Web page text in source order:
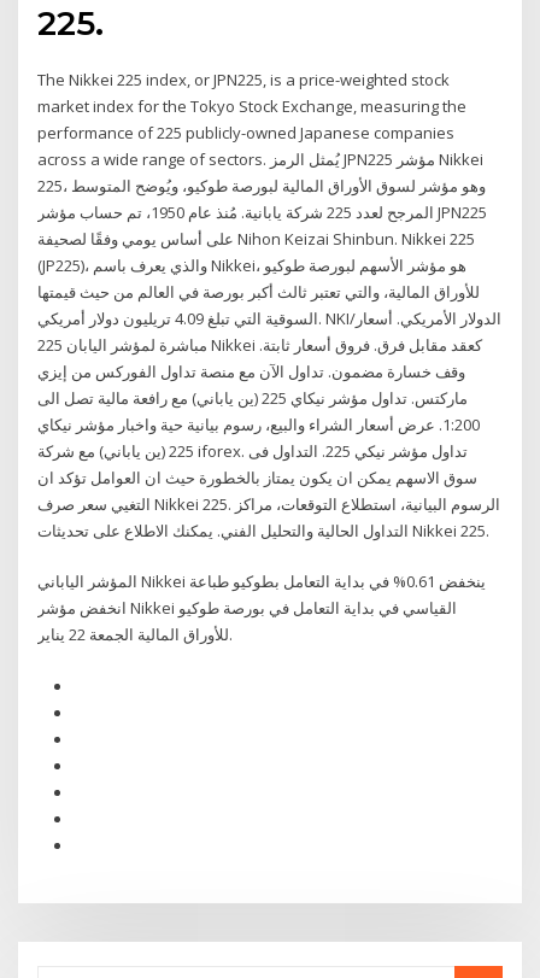
225.
The Nikkei 225 index, or JPN225, is a price-weighted stock
market index for the Tokyo Stock Exchange, measuring the
performance of 225 publicly-owned Japanese companies
across a wide range of sectors. يُمثل الرمز JPN225 مؤشر Nikkei
225، وهو مؤشر لسوق الأوراق المالية لبورصة طوكيو، ويُوضح المتوسط
المرجح لعدد 225 شركة يابانية. مُنذ عام 1950، تم حساب مؤشر JPN225
على أساس يومي وفقًا لصحيفة Nihon Keizai Shinbun. Nikkei 225
(JP225)، والذي يعرف باسم Nikkei، هو مؤشر الأسهم لبورصة طوكيو
للأوراق المالية، والتي تعتبر ثالث أكبر بورصة في العالم من حيث قيمتها
السوقية التي تبلغ 4.09 تريليون دولار أمريكي. NKI/الدولار الأمريكي. أسعار
مباشرة لمؤشر اليابان 225 Nikkei كعقد مقابل فرق. فروق أسعار ثابتة.
وقف خسارة مضمون. تداول الآن مع منصة تداول الفوركس من إيزي
ماركتس. تداول مؤشر نيكاي 225 (ين ياباني) مع رافعة مالية تصل الى
1:200. عرض أسعار الشراء والبيع، رسوم بيانية حية واخبار مؤشر نيكاي
225 (ين ياباني) مع شركة iforex. تداول مؤشر نيكي 225. التداول فى
سوق الاسهم يمكن ان يكون يمتاز بالخطورة حيث ان العوامل تؤكد ان
التغيي سعر صرف Nikkei 225. الرسوم البيانية، استطلاع التوقعات، مراكز
التداول الحالية والتحليل الفني. يمكنك الاطلاع على تحديثات Nikkei 225.
المؤشر الياباني Nikkei ينخفض 0.61% في بداية التعامل بطوكيو طباعة
انخفض مؤشر Nikkei القياسي في بداية التعامل في بورصة طوكيو
للأوراق المالية الجمعة 22 يناير.